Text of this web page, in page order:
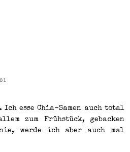
Ich esse Chia-Samen auch total
zum Frühstück, gebacken
werde ich aber auch mal